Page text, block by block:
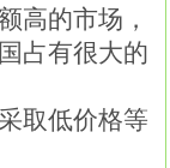
高的市场，
占有很大的
取低价格等